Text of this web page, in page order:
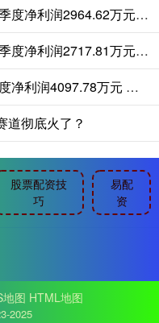
弘益配资 铁流股份：2026年一季度净利润2964.62万元 同比增长11.56%
思考配资 北特科技：2026年一季度净利润2717.81万元 同比增长17.86%
民信配资 泰凯英：2026年一季度净利润4097.78万元 同比增长22.23%
道彻底火了？
股票配资技
巧
易配
资
地图 HTML地图
2025